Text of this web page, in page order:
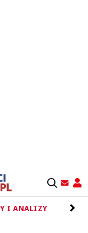
I ANALIZY